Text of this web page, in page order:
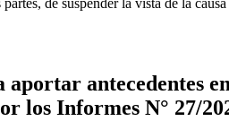
de suspender la vista de la
antecedentes
los Informes N° 27/